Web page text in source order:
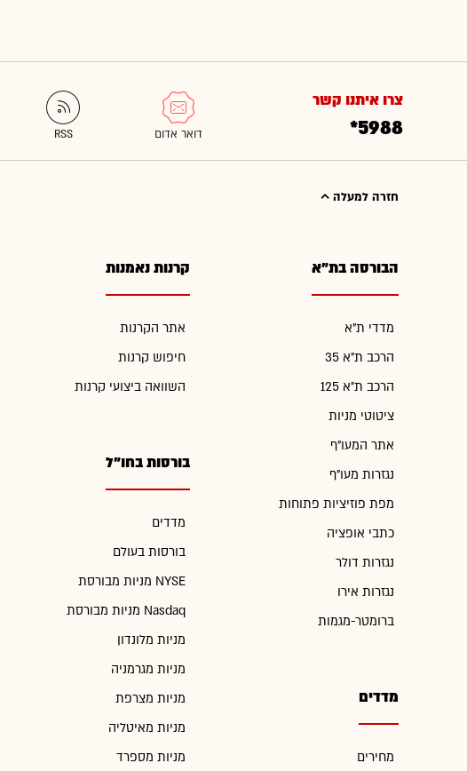
צרו איתנו קשר
*5988
חזרה למעלה
הבורסה בת"א
מדדי ת"א
הרכב ת"א 35
הרכב ת"א 125
ציטוטי מניות
אתר המעו"ף
נגזרות מעו"ף
מפת פוזיציות פתוחות
כתבי אופציה
נגזרות דולר
נגזרות אירו
ברומטר-מגמות
מדדים
מחירים
קרנות נאמנות
אתר הקרנות
חיפוש קרנות
השוואה ביצועי קרנות
בורסות בחו"ל
מדדים
בורסות בעולם
מניות מבורסת NYSE
מניות מבורסת Nasdaq
מניות מלונדון
מניות מגרמניה
מניות מצרפת
מניות מאיטליה
מניות מספרד